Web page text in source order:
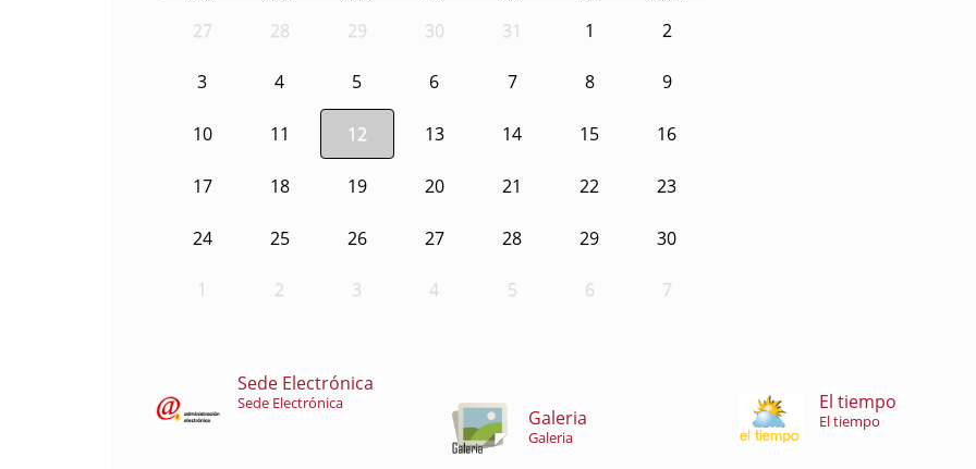
27 28 29 30 31 1 2
3 4 5 6 7 8 9
10 11 12 13 14 15 16
17 18 19 20 21 22 23
24 25 26 27 28 29 30
1 2 3 4 5 6 7
Sede Electrónica
Sede Electrónica
Galeria
Galeria
El tiempo
El tiempo